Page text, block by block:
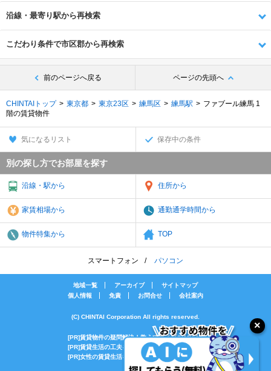
沿線・最寄り駅から再検索
こだわり条件で市区郡から再検索
前のページへ戻る ページの先頭へ
CHINTAIトップ 東京都 東京23区 練馬区 練馬駅
ファブール練馬 1
階の賃貸物件
気になるリスト 保存中の条件
別の探し方でお部屋を探す
沿線・駅から 住所から
家賃相場から 通勤通学時間から
物件特集から TOP
スマートフォン パソコン
地域一覧 アーカイブ
サイトマップ
個人情報
免責 お問合せ 会社案内
(C) CHINTAI Corporation All rights reserved.
[PR]賃貸物件の疑問解決！教えてエイブルAGENT
[PR]賃貸生活の工夫を紹介！CHINTAI情報局
[PR]女性の賃貸生活を応援！Woman.CHINTAI